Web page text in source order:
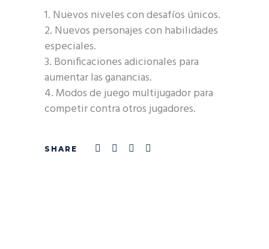
Nuevos niveles con desafíos únicos.
Nuevos personajes con habilidades
especiales.
Bonificaciones adicionales para
aumentar las ganancias.
Modos de juego multijugador para
competir contra otros jugadores.